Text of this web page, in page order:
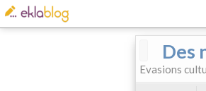
Des
Evasions